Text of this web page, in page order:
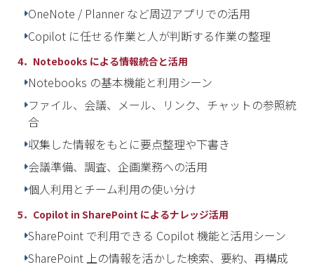
OneNote / Planner など周辺アプリでの活用
Copilot に任せる作業と人が判断する作業の整理
4．Notebooks による情報統合と活用
Notebooks の基本機能と利用シーン
ファイル、会議、メール、リンク、チャットの参照統
合
収集した情報をもとに要点整理や下書き
会議準備、調査、企画業務への活用
個人利用とチーム利用の使い分け
5．Copilot in SharePoint によるナレッジ活用
SharePoint で利用できる Copilot 機能と活用シーン
SharePoint 上の情報を活かした検索、要約、再構成